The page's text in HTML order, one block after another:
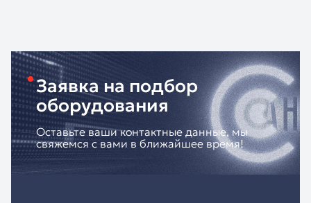
Заявка на подбор
оборудования
Оставьте ваши контактные данные, мы
свяжемся с вами в ближайшее время!